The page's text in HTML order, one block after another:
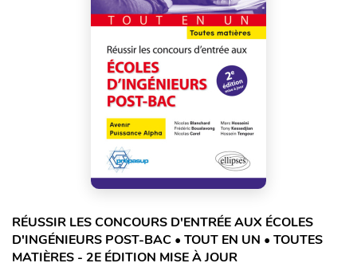
RÉUSSIR LES CONCOURS D'ENTRÉE AUX ÉCOLES
D'INGÉNIEURS POST-BAC • TOUT EN UN • TOUTES
MATIÈRES - 2E ÉDITION MISE À JOUR